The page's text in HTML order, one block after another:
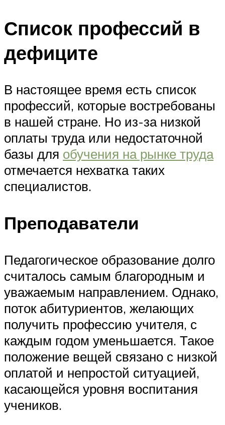
Список профессий в
дефиците
В настоящее время есть список
профессий, которые востребованы
в нашей стране. Но из-за низкой
оплаты труда или недостаточной
базы для обучения на рынке труда
отмечается нехватка таких
специалистов.
Преподаватели
Педагогическое образование долго
считалось самым благородным и
уважаемым направлением. Однако,
поток абитуриентов, желающих
получить профессию учителя, с
каждым годом уменьшается. Такое
положение вещей связано с низкой
оплатой и непростой ситуацией,
касающейся уровня воспитания
учеников.